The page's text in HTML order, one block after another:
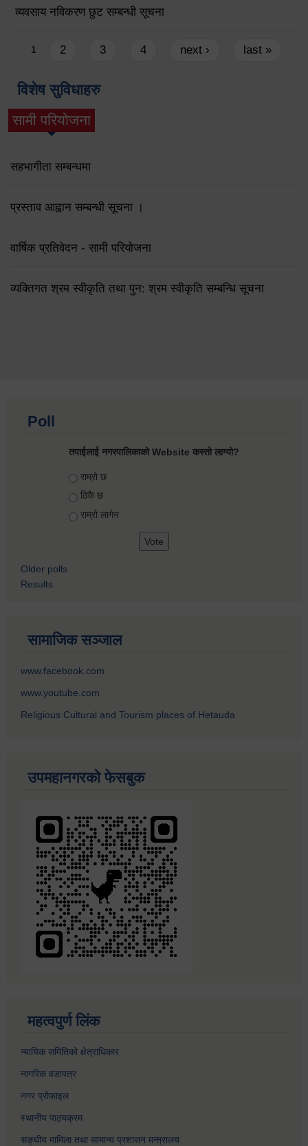
व्यवसाय नविकरण छुट सम्बन्धी सूचना
Pages
1 2 3 4 next › last »
विशेष सुविधाहरु
सामी परियोजना
(active tab)
सहभागीता सम्बन्धमा
प्रस्ताव आह्वान सम्बन्धी सूचना ।
वार्षिक प्रतिवेदन - सामी परियोजना
व्यक्तिगत श्रम स्वीकृति तथा पुन: श्रम स्वीकृति सम्बन्धि सूचना
Poll
तपाईलाई नगरपालिकाको Website कस्तो लाग्यो?
Choices
राम्रो छ
ठिकै छ
राम्रो लागेन
Older polls
Results
सामाजिक सञ्जाल
www.facebook.com
www.youtube.com
Religious Cultural and Tourism places of Hetauda
उपमहानगरको फेसबुक
महत्वपुर्ण लिंक
न्यायिक समितिको क्षेत्राधिकार
नागरिक वडापत्र
नगर प्रोफाइल
स्थानीय पाठ्यक्रम
सङ्घीय मामिला तथा सामान्य प्रशासन मन्त्रालय